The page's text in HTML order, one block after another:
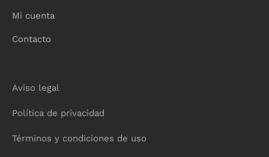
Mi cuenta
Contacto
Aviso legal
Política de privacidad
Términos y condiciones de uso